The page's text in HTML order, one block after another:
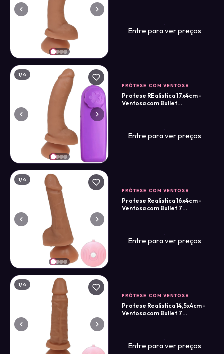
Entre para ver preços
1/4
PRÓTESE COM VENTOSA
Protese REalistica 17x4cm -
Ventosa com Bullet
Entre para ver preços
1/4
PRÓTESE COM VENTOSA
Protese Realistica 16x4cm -
Ventosa com Bullet 7
Entre para ver preços
1/4
PRÓTESE COM VENTOSA
Protese Realistica 14,5x4cm -
Ventosa com Bullet 7
Entre para ver preços